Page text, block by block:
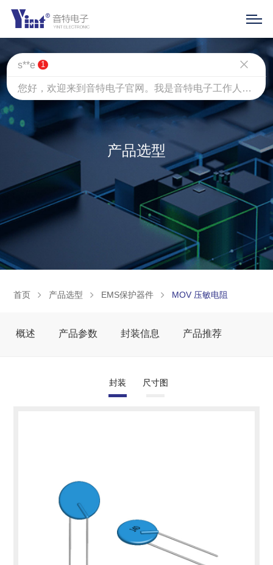
产品选型
首页 产品选型 EMS保护器件 MOV 压敏电阻
概述 产品参数 封装信息 产品推荐
封装 尺寸图
s**e 1
您好，欢迎来到音特电子官网。我是音特电子工作人员小雯，有什么可以帮助到您吗[微笑]